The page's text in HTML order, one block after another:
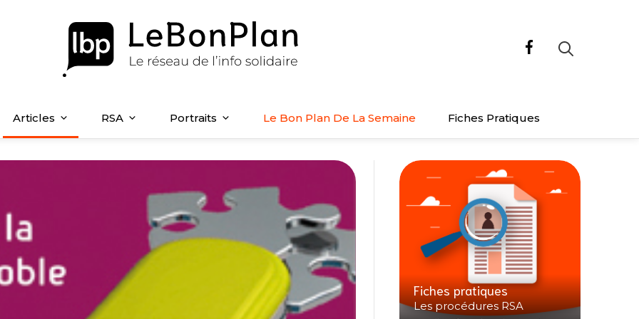
Articles RSA Portraits Le Bon Plan De La Semaine Fiches Pratiques
Fiches pratiques
Les procédures RSA